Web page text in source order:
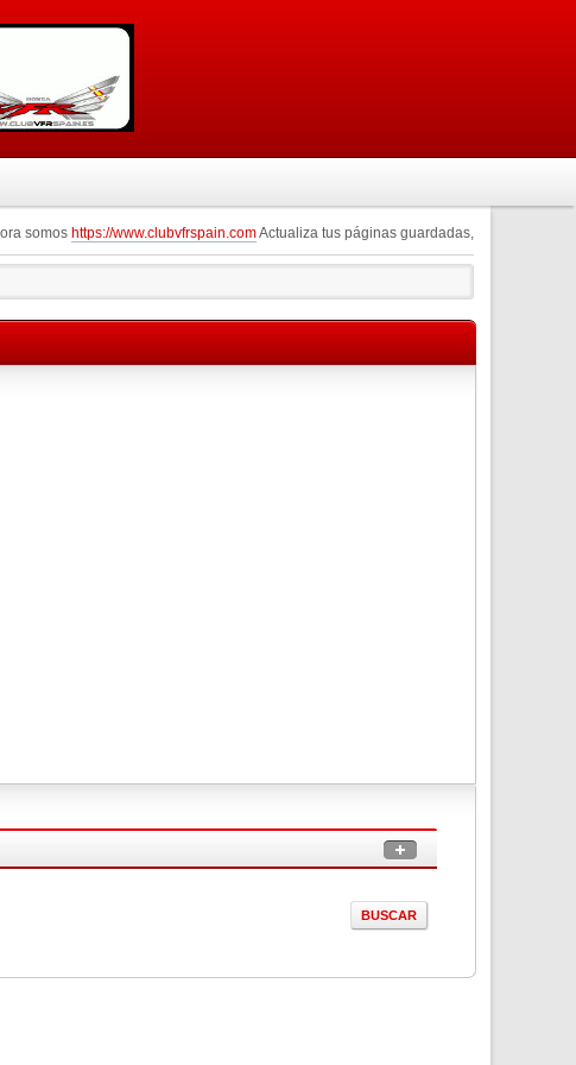
somos https://www.clubvfrspain.comActualiza tus páginas guardadas,